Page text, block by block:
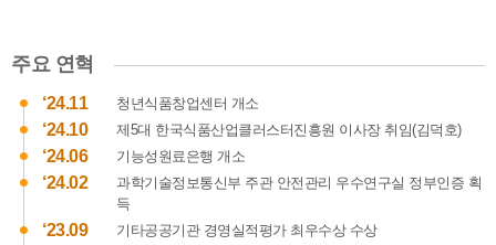
품
업
클
러
스
진
주요 연혁
‘24.11 청년식품창업센터 개소
‘24.10 제5대 한국식품산업클러스터진흥원 이사장 취임(김덕호)
‘24.06 기능성원료은행 개소
‘24.02
과학기술정보통신부 주관 안전관리 우수연구실 정부인증 획
득
‘23.09 기타공공기관 경영실적평가 최우수상 수상